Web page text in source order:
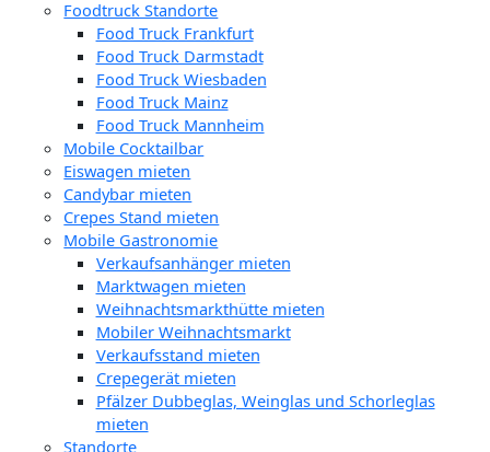
Foodtruck Standorte
Food Truck Frankfurt
Food Truck Darmstadt
Food Truck Wiesbaden
Food Truck Mainz
Food Truck Mannheim
Mobile Cocktailbar
Eiswagen mieten
Candybar mieten
Crepes Stand mieten
Mobile Gastronomie
Verkaufsanhänger mieten
Marktwagen mieten
Weihnachtsmarkthütte mieten
Mobiler Weihnachtsmarkt
Verkaufsstand mieten
Crepegerät mieten
Pfälzer Dubbeglas, Weinglas und Schorleglas
mieten
Standorte